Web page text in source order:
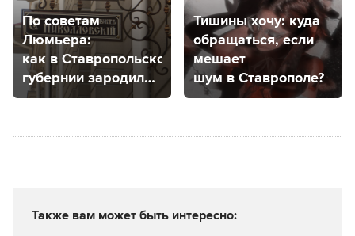
По советам
Люмьера:
как в Ставропольской
губернии зародился
кинематограф
Тишины хочу: куда
обращаться, если
мешает
шум в Ставрополе?
Также вам может быть интересно: